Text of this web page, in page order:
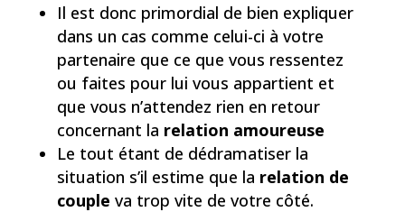
Il est donc primordial de bien expliquer
dans un cas comme celui-ci à votre
partenaire que ce que vous ressentez
ou faites pour lui vous appartient et
que vous n’attendez rien en retour
concernant la relation amoureuse
Le tout étant de dédramatiser la
situation s’il estime que la relation de
couple va trop vite de votre côté.